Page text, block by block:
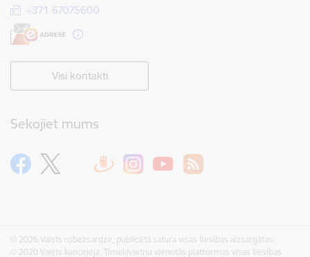
+371 67075600
Visi kontakti
Sekojiet mums
© 2026 Valsts robežsardze, publicētā satura visas tiesības aizsargātas.
© 2020 Valsts kanceleja, Tīmekļvietņu vienotās platformas visas tiesības